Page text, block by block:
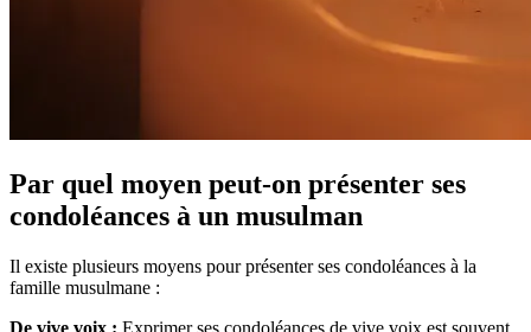
Par quel moyen peut-on présenter ses
condoléances à un musulman
Il existe plusieurs moyens pour présenter ses condoléances à la
famille musulmane :
De vive voix : Exprimer ses condoléances de vive voix est souvent